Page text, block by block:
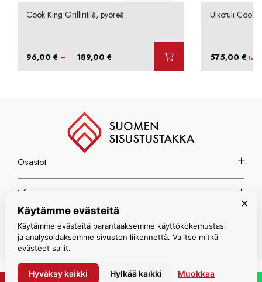
Cook King Grilliritilä, pyöreä
96,00€ – 189,00€
Ulkotuli Cook
575,00 € (sis.
Osastot
Info
Espoon myymälä
×
Käytämme evästeitä
Käytämme evästeitä parantaaksemme käyttökokemustasi
ja analysoidaksemme sivuston liikennettä. Valitse mitkä
evästeet sallit.
Hyväksy kaikki Hylkää kaikki Muokkaa